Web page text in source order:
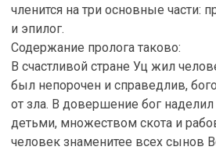
членится на три основные части:
и эпилог.
Содержание пролога таково:
В счастливой стране Уц жил
был непорочен и справедлив,
от зла. В довершение бог наделил
детьми, множеством скота и
человек знаменитее всех сынов